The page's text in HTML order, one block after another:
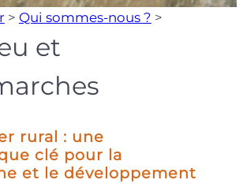
> Qui sommes-nous ? >
et
rural : une
clé pour la
et le développement